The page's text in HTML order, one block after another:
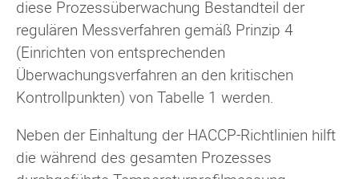
diese Prozessüberwachung Bestandteil der
regulären Messverfahren gemäß Prinzip 4
(Einrichten von entsprechenden
Überwachungsverfahren an den kritischen
Kontrollpunkten) von Tabelle 1 werden.
Neben der Einhaltung der HACCP-Richtlinien hilft
die während des gesamten Prozesses